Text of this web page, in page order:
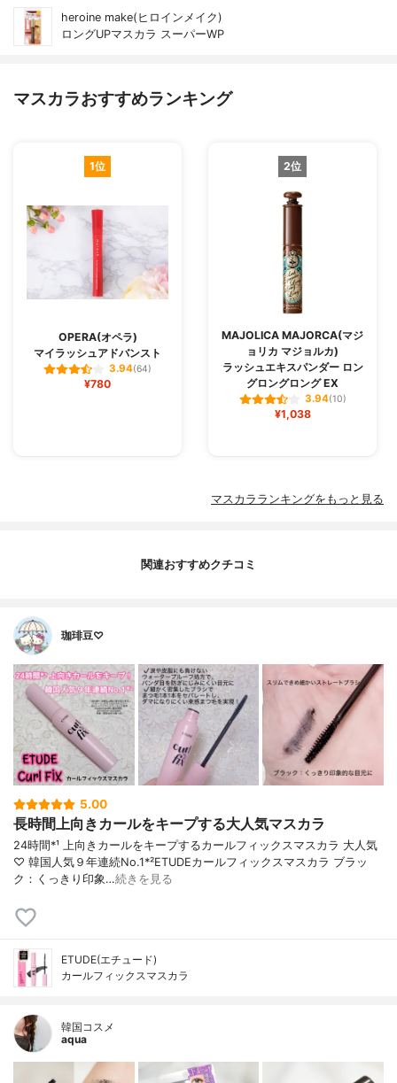
heroine make(ヒロインメイク)
ロングUPマスカラ スーパーWP
マスカラおすすめランキング
1位
OPERA(オペラ)
マイラッシュアドバンスト
3.94(64)
¥780
2位
MAJOLICA MAJORCA(マジ
ョリカ マジョルカ)
ラッシュエキスパンダー ロン
グロングロング EX
3.94(10)
¥1,038
マスカラランキングをもっと見る
関連おすすめクチコミ
珈琲豆♡
5.00
長時間上向きカールをキープする大人気マスカラ
24時間*¹ 上向きカールをキープするカールフィックスマスカラ 大人気
♡ 韓国人気９年連続No.1*²ETUDEカールフィックスマスカラ ブラッ
ク：くっきり印象…続きを見る
ETUDE(エチュード)
カールフィックスマスカラ
韓国コスメ
aqua